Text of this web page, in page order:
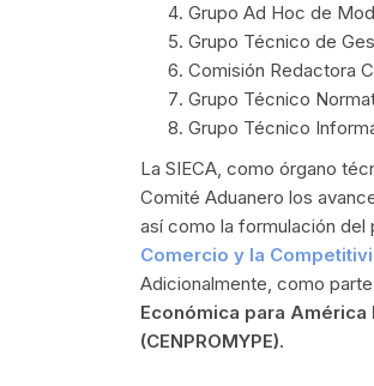
Grupo Ad Hoc de
Grupo Técnico de
Comisión Redactora
Grupo Técnico
Grupo Técnico
La SIECA, como órgano
Comité Aduanero los
así como la formulación del
Comercio y la
Adicionalmente, como
Económica para América
(CENPROMYPE).